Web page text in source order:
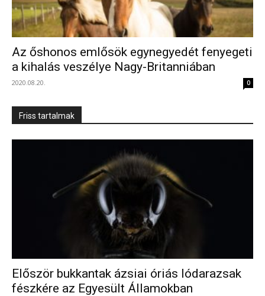
Az őshonos emlősök egynegyedét fenyegeti
a kihalás veszélye Nagy-Britanniában
2020.08.20. 0
Friss tartalmak
Először bukkantak ázsiai óriás lódarazsak
fészkére az Egyesült Államokban